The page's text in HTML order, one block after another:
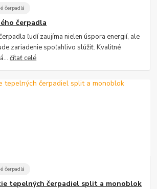
čerpadlá
čerpadla
ľudí zaujíma nielen úspora energií, ale
zariadenie spoľahlivo slúžiť. Kvalitné
čítať celé
čerpadlá
tepelných čerpadiel split a monoblok